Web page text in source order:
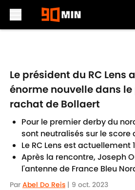
Le président du RC Lens
énorme nouvelle dans
rachat de Bollaert
Pour le premier derby du
sont neutralisés sur le score
Le RC Lens est actuellement
Après la rencontre, Joseph
l'antenne de France Bleu
Par Abel Do Reis | 9 oct. 2023